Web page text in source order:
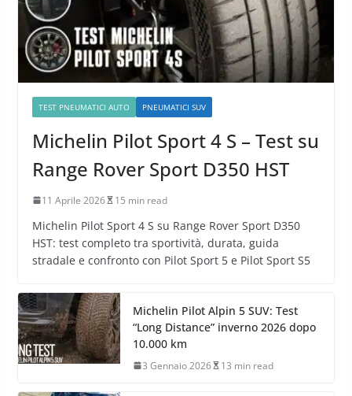
TEST PNEUMATICI AUTO PNEUMATICI SUV
Michelin Pilot Sport 4 S – Test su
Range Rover Sport D350 HST
11 Aprile 2026 15 min read
Michelin Pilot Sport 4 S su Range Rover Sport D350
HST: test completo tra sportività, durata, guida
stradale e confronto con Pilot Sport 5 e Pilot Sport S5
Michelin Pilot Alpin 5 SUV: Test
“Long Distance” inverno 2026 dopo
10.000 km
3 Gennaio 2026 13 min read